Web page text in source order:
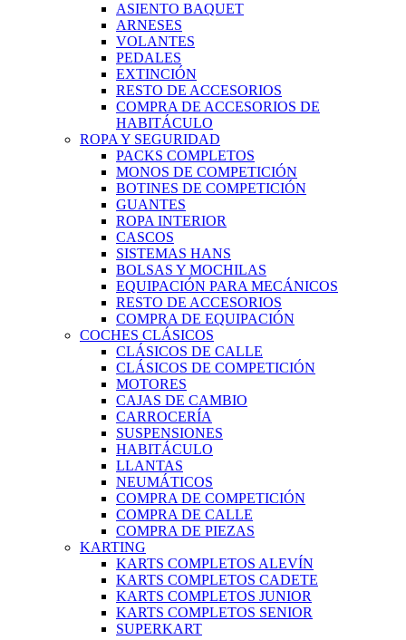
ASIENTO BAQUET
ARNESES
VOLANTES
PEDALES
EXTINCIÓN
RESTO DE ACCESORIOS
COMPRA DE ACCESORIOS DE
HABITÁCULO
ROPA Y SEGURIDAD
PACKS COMPLETOS
MONOS DE COMPETICIÓN
BOTINES DE COMPETICIÓN
GUANTES
ROPA INTERIOR
CASCOS
SISTEMAS HANS
BOLSAS Y MOCHILAS
EQUIPACIÓN PARA MECÁNICOS
RESTO DE ACCESORIOS
COMPRA DE EQUIPACIÓN
COCHES CLÁSICOS
CLÁSICOS DE CALLE
CLÁSICOS DE COMPETICIÓN
MOTORES
CAJAS DE CAMBIO
CARROCERÍA
SUSPENSIONES
HABITÁCULO
LLANTAS
NEUMÁTICOS
COMPRA DE COMPETICIÓN
COMPRA DE CALLE
COMPRA DE PIEZAS
KARTING
KARTS COMPLETOS ALEVÍN
KARTS COMPLETOS CADETE
KARTS COMPLETOS JUNIOR
KARTS COMPLETOS SENIOR
SUPERKART